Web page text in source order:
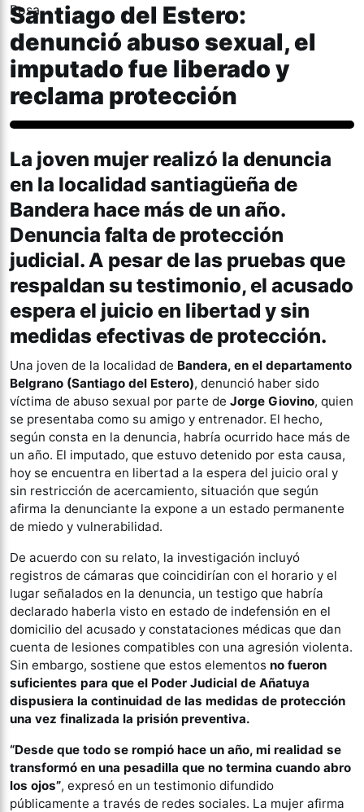
Santiago del Estero:
denunció abuso sexual, el
imputado fue liberado y
reclama protección
La joven mujer realizó la denuncia
en la localidad santiagüeña de
Bandera hace más de un año.
Denuncia falta de protección
judicial. A pesar de las pruebas que
respaldan su testimonio, el acusado
espera el juicio en libertad y sin
medidas efectivas de protección.
Una joven de la localidad de Bandera, en el departamento
Belgrano (Santiago del Estero), denunció haber sido
víctima de abuso sexual por parte de Jorge Giovino, quien
se presentaba como su amigo y entrenador. El hecho,
según consta en la denuncia, habría ocurrido hace más de
un año. El imputado, que estuvo detenido por esta causa,
hoy se encuentra en libertad a la espera del juicio oral y
sin restricción de acercamiento, situación que según
afirma la denunciante la expone a un estado permanente
de miedo y vulnerabilidad.
De acuerdo con su relato, la investigación incluyó
registros de cámaras que coincidirían con el horario y el
lugar señalados en la denuncia, un testigo que habría
declarado haberla visto en estado de indefensión en el
domicilio del acusado y constataciones médicas que dan
cuenta de lesiones compatibles con una agresión violenta.
Sin embargo, sostiene que estos elementos no fueron
suficientes para que el Poder Judicial de Añatuya
dispusiera la continuidad de las medidas de protección
una vez finalizada la prisión preventiva.
“Desde que todo se rompió hace un año, mi realidad se
transformó en una pesadilla que no termina cuando abro
los ojos”, expresó en un testimonio difundido
públicamente a través de redes sociales. La mujer afirma